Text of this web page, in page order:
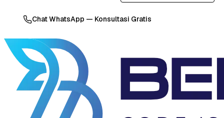
Chat WhatsApp — Konsultasi Gratis